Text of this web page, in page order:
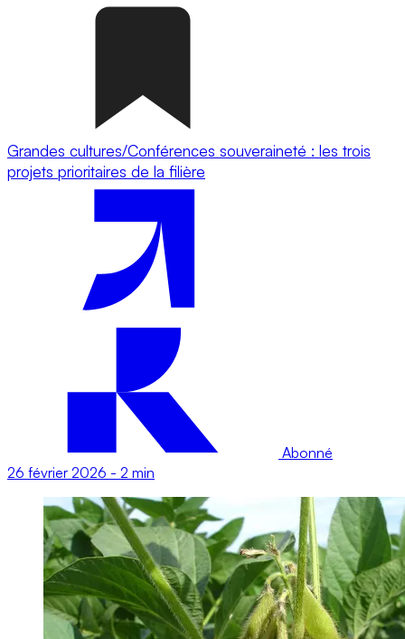
Grandes cultures/Conférences souveraineté : les trois
projets prioritaires de la filière
Abonné
26 février 2026 - 2 min